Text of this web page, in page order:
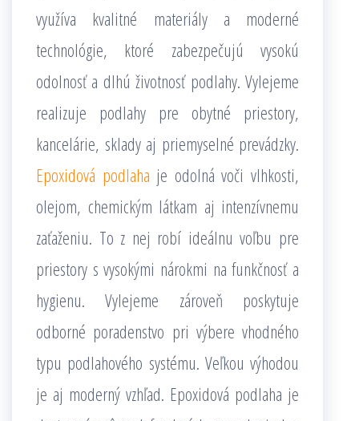
využíva kvalitné materiály a moderné
technológie, ktoré zabezpečujú vysokú
odolnosť a dlhú životnosť podlahy. Vylejeme
realizuje podlahy pre obytné priestory,
kancelárie, sklady aj priemyselné prevádzky.
Epoxidová podlaha je odolná voči vlhkosti,
olejom, chemickým látkam aj intenzívnemu
zaťaženiu. To z nej robí ideálnu voľbu pre
priestory s vysokými nárokmi na funkčnosť a
hygienu. Vylejeme zároveň poskytuje
odborné poradenstvo pri výbere vhodného
typu podlahového systému. Veľkou výhodou
je aj moderný vzhľad. Epoxidová podlaha je